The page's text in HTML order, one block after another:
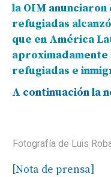
la OIM
refugiadas
que en América
aproximadamente
refugiadas e
A continuación la
Fotografía de Luis
[Nota de prensa]